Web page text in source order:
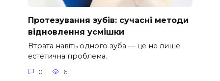
Протезування зубів: сучасні методи
відновлення усмішки
Втрата навіть одного зуба — це не лише
естетична проблема.
0 6